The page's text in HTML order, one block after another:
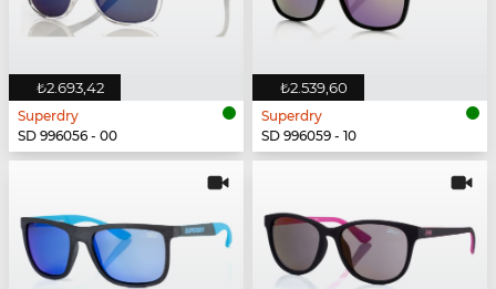
₺2.693,42
Superdry
SD 996056 - 00
₺2.539,60
Superdry
SD 996059 - 10